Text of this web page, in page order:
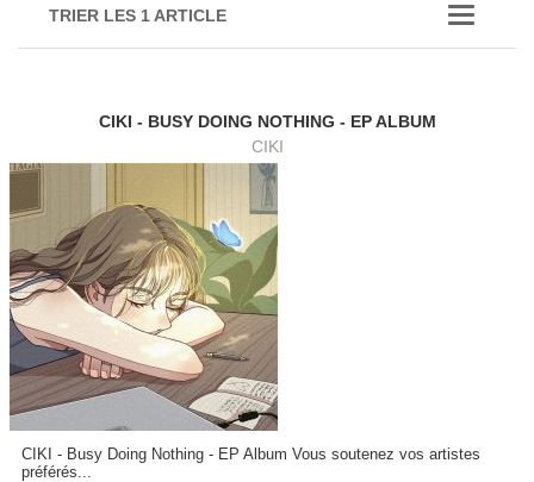
TRIER LES 1 ARTICLE
CIKI - BUSY DOING NOTHING - EP ALBUM
CIKI
CIKI - Busy Doing Nothing - EP Album Vous soutenez vos artistes
préférés...